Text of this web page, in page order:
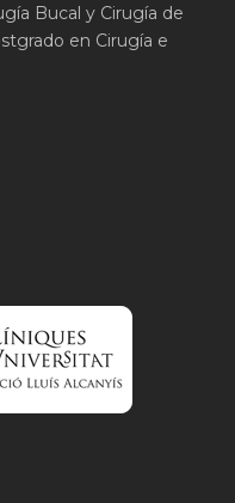
Bucal y Cirugía de
en Cirugía e